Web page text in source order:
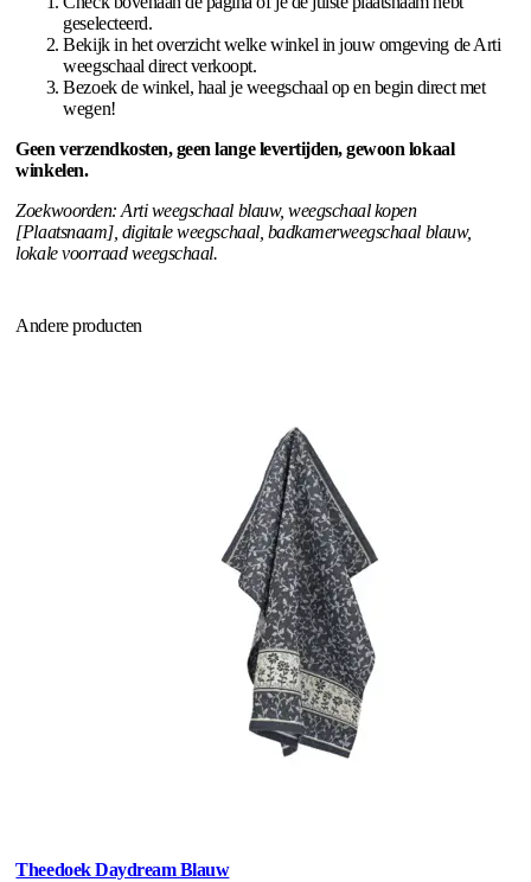
geselecteerd.
Bekijk in het overzicht welke winkel in jouw omgeving de Arti
weegschaal direct verkoopt.
Bezoek de winkel, haal je weegschaal op en begin direct met
wegen!
Geen verzendkosten, geen lange levertijden, gewoon lokaal
winkelen.
Zoekwoorden: Arti weegschaal blauw, weegschaal kopen
[Plaatsnaam], digitale weegschaal, badkamerweegschaal blauw,
lokale voorraad weegschaal.
Andere producten
Theedoek Daydream Blauw